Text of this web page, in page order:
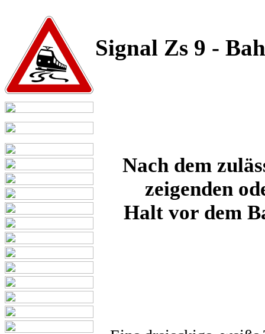
Signal Zs 9 -
Nach dem
zeigenden
Halt vor dem